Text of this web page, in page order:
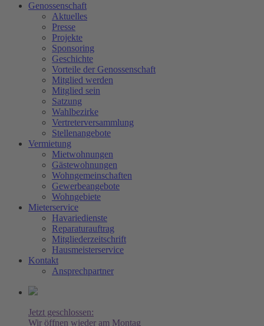
Genossenschaft
Aktuelles
Presse
Projekte
Sponsoring
Geschichte
Vorteile der Genossenschaft
Mitglied werden
Mitglied sein
Satzung
Wahlbezirke
Vertreterversammlung
Stellenangebote
Vermietung
Mietwohnungen
Gästewohnungen
Wohngemeinschaften
Gewerbeangebote
Wohngebiete
Mieterservice
Havariedienste
Reparaturauftrag
Mitgliederzeitschrift
Hausmeisterservice
Kontakt
Ansprechpartner
Jetzt geschlossen:
Wir öffnen wieder am Montag